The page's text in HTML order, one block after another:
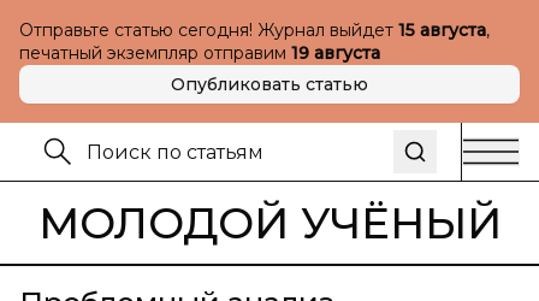
Отправьте статью сегодня! Журнал выйдет 15 августа,
печатный экземпляр отправим 19 августа
Опубликовать статью
МОЛОДОЙ УЧЁНЫЙ